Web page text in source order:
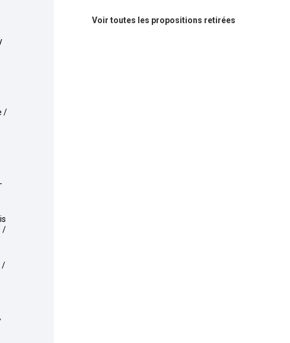
/
Voir toutes les propositions retirées